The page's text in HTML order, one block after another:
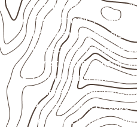
técnica, conforme
Revestimentos
projetos profissionais.
Projetos de transporte
revestimentos e
Uso industrial em
proteção de
Projetos náuticos
pela ficha técnica e